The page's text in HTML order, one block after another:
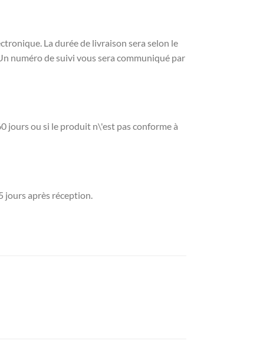
La durée de livraison sera selon le
numéro de suivi vous sera communiqué par
jours ou si le produit n\'est pas conforme à
jours après réception.